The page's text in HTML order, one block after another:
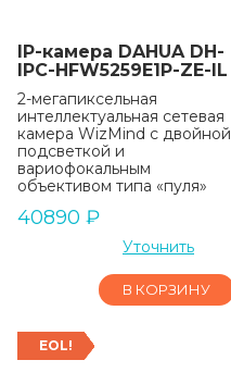
IP-камера DAHUA DH-
IPC-HFW5259E1P-ZE-IL
2-мегапиксельная
интеллектуальная сетевая
камера WizMind с двойной
подсветкой и
вариофокальным
объективом типа «пуля»
40890 ₽
Уточнить
В КОРЗИНУ
EOL!